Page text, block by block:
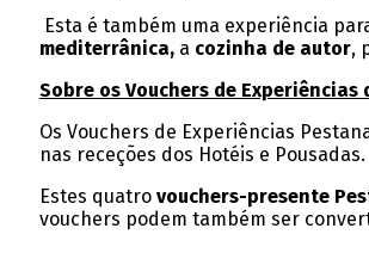
Esta é também uma experiência
mediterrânica,a cozinha de autor,
Sobre os Vouchers de
Os Vouchers de Experiências
nas receções dos Hotéis e Pousadas.
Estes quatro vouchers-presente
vouchers podem também ser